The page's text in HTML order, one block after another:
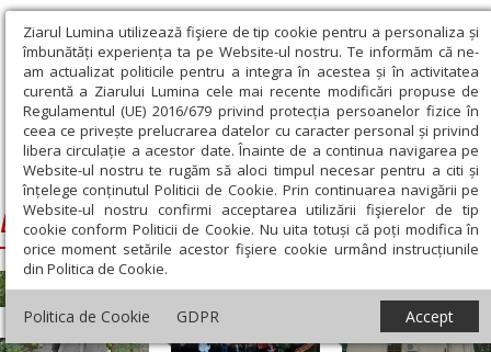
Ziarul Lumina utilizează fişiere de tip cookie pentru a personaliza și
îmbunătăți experiența ta pe Website-ul nostru. Te informăm că ne-
am actualizat politicile pentru a integra în acestea și în activitatea
curentă a Ziarului Lumina cele mai recente modificări propuse de
Regulamentul (UE) 2016/679 privind protecția persoanelor fizice în
ceea ce privește prelucrarea datelor cu caracter personal și privind
libera circulație a acestor date. Înainte de a continua navigarea pe
Website-ul nostru te rugăm să aloci timpul necesar pentru a citi și
înțelege conținutul Politicii de Cookie. Prin continuarea navigării pe
Website-ul nostru confirmi acceptarea utilizării fişierelor de tip
cookie conform Politicii de Cookie. Nu uita totuși că poți modifica în
orice moment setările acestor fişiere cookie urmând instrucțiunile
din Politica de Cookie.
Politica de Cookie GDPR Accept
Ziarul Lumina › Biserici din Romania
Biserici din Romania
Reportaj Documentar Reportaj